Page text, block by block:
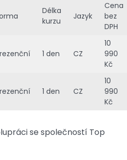
Délka
kurzu
Jazyk
Cena
bez
DPH
1 den CZ
10
990
Kč
1 den CZ
10
990
Kč
se společností Top